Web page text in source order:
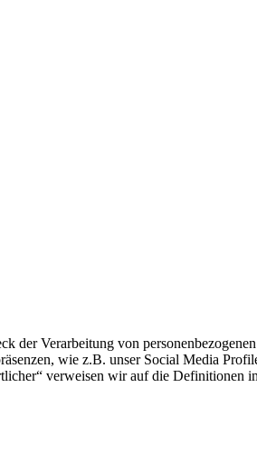
der Verarbeitung von
wie z.B. unser Social Media
verweisen wir auf die Definitionen